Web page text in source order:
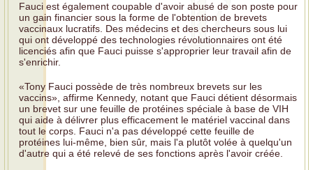
Fauci est également coupable d'avoir abusé de son poste pour
un gain financier sous la forme de l'obtention de brevets
vaccinaux lucratifs. Des médecins et des chercheurs sous lui
qui ont développé des technologies révolutionnaires ont été
licenciés afin que Fauci puisse s'approprier leur travail afin de
s'enrichir.
«Tony Fauci possède de très nombreux brevets sur les
vaccins», affirme Kennedy, notant que Fauci détient désormais
un brevet sur une feuille de protéines spéciale à base de VIH
qui aide à délivrer plus efficacement le matériel vaccinal dans
tout le corps. Fauci n'a pas développé cette feuille de
protéines lui-même, bien sûr, mais l'a plutôt volée à quelqu'un
d'autre qui a été relevé de ses fonctions après l'avoir créée.